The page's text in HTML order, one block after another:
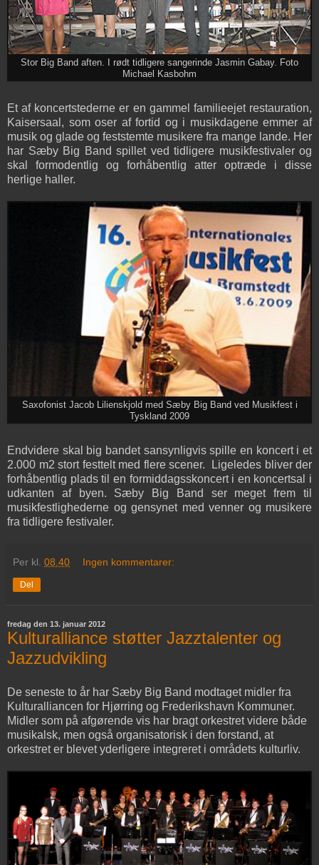
Stor Big Band aften. I rødt tidligere sangerinde Jasmin Gabay. Foto
Michael Kasbohm
Et af koncertstederne er en gammel familieejet restauration,
Kaisersaal, som oser af fortid og i musikdagene emmer af
musik og glade og feststemte musikere fra mange lande. Her
har Sæby Big Band spillet ved tidligere musikfestivaler og
skal formodentlig og forhåbentlig atter optræde i disse
herlige haller.
Saxofonist Jacob Lilienskjold med Sæby Big Band ved Musikfest i
Tyskland 2009
Endvidere skal big bandet sansynligvis spille en koncert i et
2.000 m2 stort festtelt med flere scener. Ligeledes bliver der
forhåbentlig plads til en formiddagsskoncert i en koncertsal i
udkanten af byen. Sæby Big Band ser meget frem til
musikfestlighederne og gensynet med venner og musikere
fra tidligere festivaler.
Per kl. 08.40 Ingen kommentarer:
Del
fredag den 13. januar 2012
Kulturalliance støtter Jazztalenter og
Jazzudvikling
De seneste to år har Sæby Big Band modtaget midler fra
Kulturalliancen for Hjørring og Frederikshavn Kommuner.
Midler som på afgørende vis har bragt orkestret videre både
musikalsk, men også organisatorisk i den forstand, at
orkestret er blevet yderligere integreret i områdets kulturliv.